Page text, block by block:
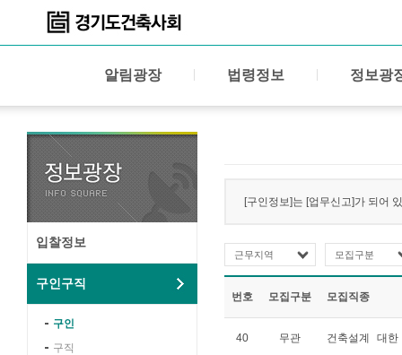
알림광장 법령정보 정보광
입찰정보
구인구직
구인
구직
[구인정보]는 [업무신고]가 되어
근무지역 모집구분
번호 모집구분 모집직종
40 무관 건축설계 대한